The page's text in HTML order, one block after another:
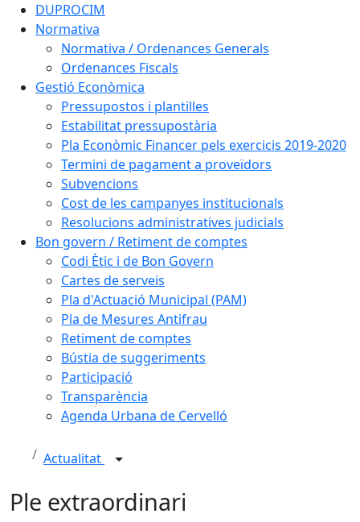
DUPROCIM
Normativa
Normativa / Ordenances Generals
Ordenances Fiscals
Gestió Econòmica
Pressupostos i plantilles
Estabilitat pressupostària
Pla Econòmic Financer pels exercicis 2019-2020
Termini de pagament a proveïdors
Subvencions
Cost de les campanyes institucionals
Resolucions administratives judicials
Bon govern / Retiment de comptes
Codi Ètic i de Bon Govern
Cartes de serveis
Pla d'Actuació Municipal (PAM)
Pla de Mesures Antifrau
Retiment de comptes
Bústia de suggeriments
Participació
Transparència
Agenda Urbana de Cervelló
Actualitat
Ple extraordinari